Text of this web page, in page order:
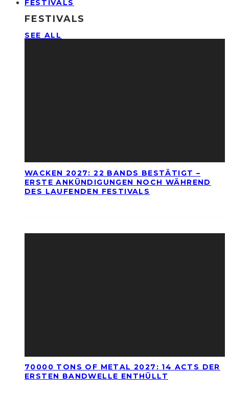
FESTIVALS
FESTIVALS
SEE ALL
WACKEN 2027: 22 BANDS BESTÄTIGT –
ERSTE ANKÜNDIGUNGEN NOCH WÄHREND
DES LAUFENDEN FESTIVALS
70000 TONS OF METAL 2027: 14 ACTS DER
ERSTEN BANDWELLE ENTHÜLLT